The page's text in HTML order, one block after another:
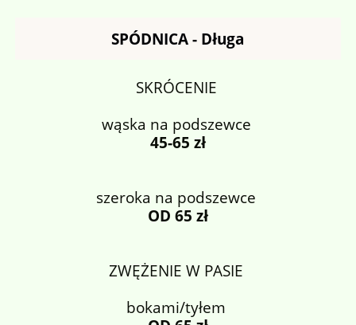
SPÓDNICA - Długa
SKRÓCENIE
wąska na podszewce
45-65 zł
szeroka na podszewce
OD 65 zł
ZWĘŻENIE W PASIE
bokami/tyłem